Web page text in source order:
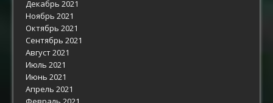
Декабрь 2021
Ноябрь 2021
Октябрь 2021
Сентябрь 2021
Август 2021
Июль 2021
Июнь 2021
Апрель 2021